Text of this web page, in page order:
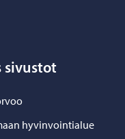
sivustot
hyvinvointialue